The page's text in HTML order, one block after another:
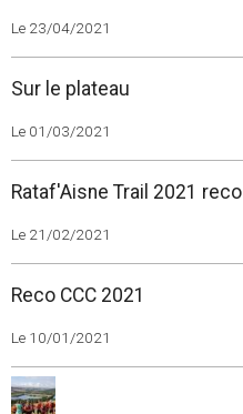
Le 23/04/2021
Sur le plateau
Le 01/03/2021
Rataf'Aisne Trail 2021 reco
Le 21/02/2021
Reco CCC 2021
Le 10/01/2021